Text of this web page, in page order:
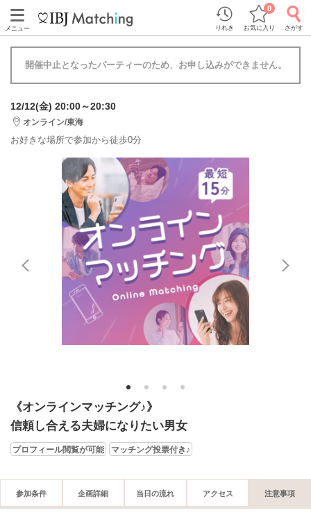
メニュー りれき お気に入り
0
さがす
開催中止となったパーティーのため、お申し込みができません。
12/12(金) 20:00～20:30
オンライン/東海
お好きな場所で参加から徒歩0分
1 2 3 4
《オンラインマッチング♪》
信頼し合える夫婦になりたい男女
プロフィール閲覧が可能 マッチング投票付き♪
参加条件 企画詳細 当日の流れ アクセス 注意事項